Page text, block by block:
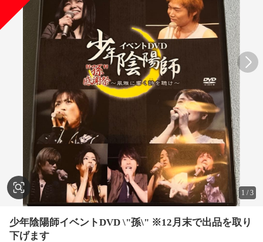
1 /3
少年陰陽師イベントDVD \"孫\" ※12月末で出品を取り
下げます